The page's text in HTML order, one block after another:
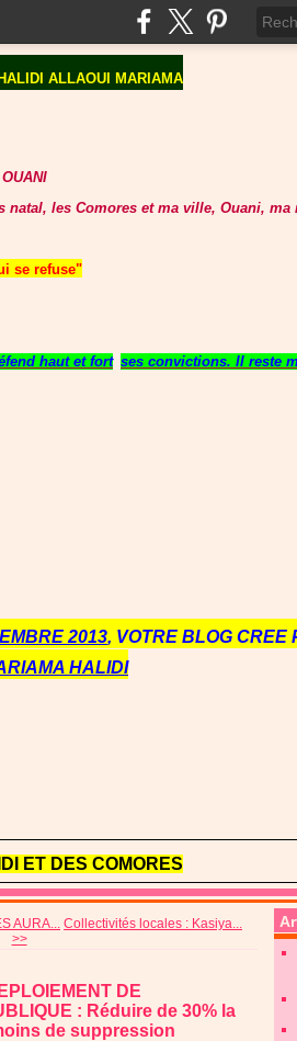
ALLAOUI MARIAMA
natal, les Comores et ma ville, Ouani, ma
se refuse"
haut et fort ses convictions. Il reste
2013, VOTRE BLOG CREE
HALIDI
ET DES COMORES
AURA... Collectivités locales : Kasiya...
>>
DE
: Réduire de 30% la
de suppression